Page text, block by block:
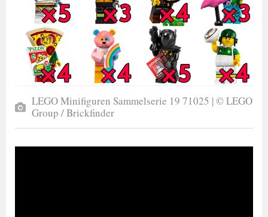
LEGO Minifiguren Sammelserie 19 71025 | © LEGO
Group / Brickfinder